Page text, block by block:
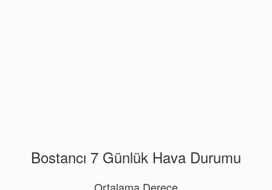
Bostancı 7 Günlük Hava Durumu